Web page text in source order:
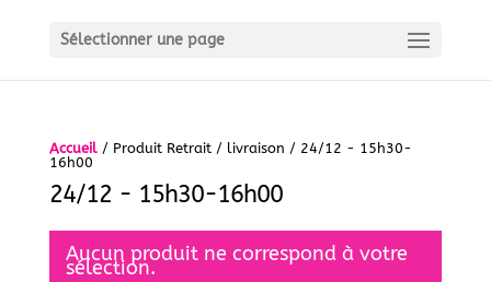
Sélectionner une page
Accueil/ Produit Retrait / livraison / 24/12 - 15h30-
16h00
24/12 - 15h30-16h00
Aucun produit ne correspond à votre
sélection.